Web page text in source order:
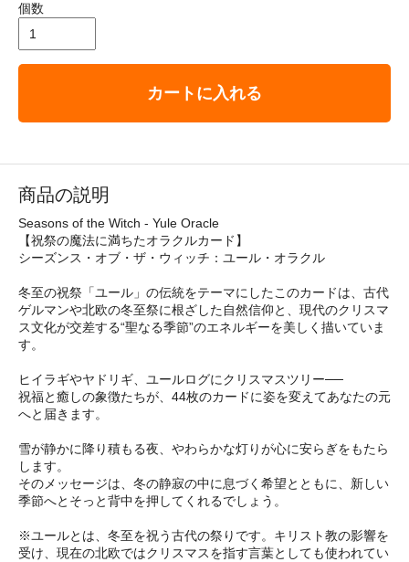
個数
カートに入れる
商品の説明
Seasons of the Witch - Yule Oracle
【祝祭の魔法に満ちたオラクルカード】
シーズンス・オブ・ザ・ウィッチ：ユール・オラクル
冬至の祝祭「ユール」の伝統をテーマにしたこのカードは、古代
ゲルマンや北欧の冬至祭に根ざした自然信仰と、現代のクリスマ
ス文化が交差する“聖なる季節”のエネルギーを美しく描いていま
す。
ヒイラギやヤドリギ、ユールログにクリスマスツリー──
祝福と癒しの象徴たちが、44枚のカードに姿を変えてあなたの元
へと届きます。
雪が静かに降り積もる夜、やわらかな灯りが心に安らぎをもたら
します。
そのメッセージは、冬の静寂の中に息づく希望とともに、新しい
季節へとそっと背中を押してくれるでしょう。
※ユールとは、冬至を祝う古代の祭りです。キリスト教の影響を
受け、現在の北欧ではクリスマスを指す言葉としても使われてい